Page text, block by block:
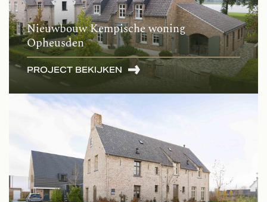
Nieuwbouw Kempische woning
Opheusden
PROJECT BEKIJKEN